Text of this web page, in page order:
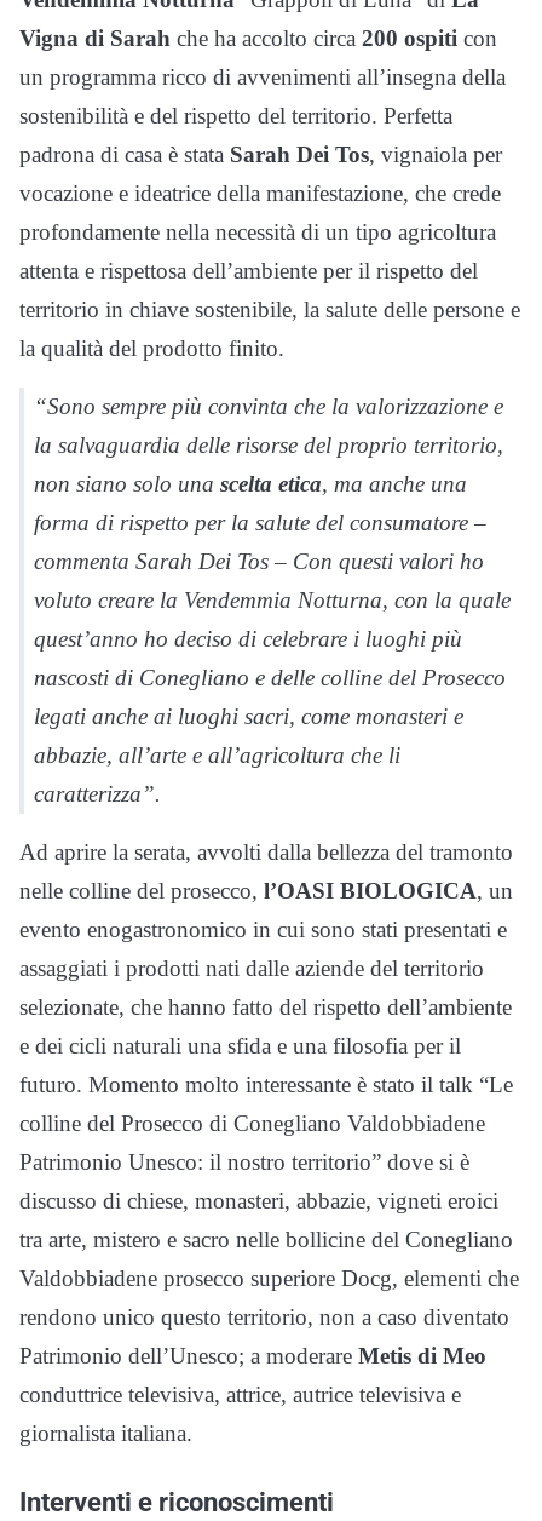
Vigna di Sarah che ha accolto circa 200 ospiti con
un programma ricco di avvenimenti all’insegna della
sostenibilità e del rispetto del territorio. Perfetta
padrona di casa è stata Sarah Dei Tos, vignaiola per
vocazione e ideatrice della manifestazione, che crede
profondamente nella necessità di un tipo agricoltura
attenta e rispettosa dell’ambiente per il rispetto del
territorio in chiave sostenibile, la salute delle persone e
la qualità del prodotto finito.
“Sono sempre più convinta che la valorizzazione e
la salvaguardia delle risorse del proprio territorio,
non siano solo una scelta etica, ma anche una
forma di rispetto per la salute del consumatore –
commenta Sarah Dei Tos – Con questi valori ho
voluto creare la Vendemmia Notturna, con la quale
quest’anno ho deciso di celebrare i luoghi più
nascosti di Conegliano e delle colline del Prosecco
legati anche ai luoghi sacri, come monasteri e
abbazie, all’arte e all’agricoltura che li
caratterizza”.
Ad aprire la serata, avvolti dalla bellezza del tramonto
nelle colline del prosecco, l’OASI BIOLOGICA, un
evento enogastronomico in cui sono stati presentati e
assaggiati i prodotti nati dalle aziende del territorio
selezionate, che hanno fatto del rispetto dell’ambiente
e dei cicli naturali una sfida e una filosofia per il
futuro. Momento molto interessante è stato il talk “Le
colline del Prosecco di Conegliano Valdobbiadene
Patrimonio Unesco: il nostro territorio” dove si è
discusso di chiese, monasteri, abbazie, vigneti eroici
tra arte, mistero e sacro nelle bollicine del Conegliano
Valdobbiadene prosecco superiore Docg, elementi che
rendono unico questo territorio, non a caso diventato
Patrimonio dell’Unesco; a moderare Metis di Meo
conduttrice televisiva, attrice, autrice televisiva e
giornalista italiana.
Interventi e riconoscimenti